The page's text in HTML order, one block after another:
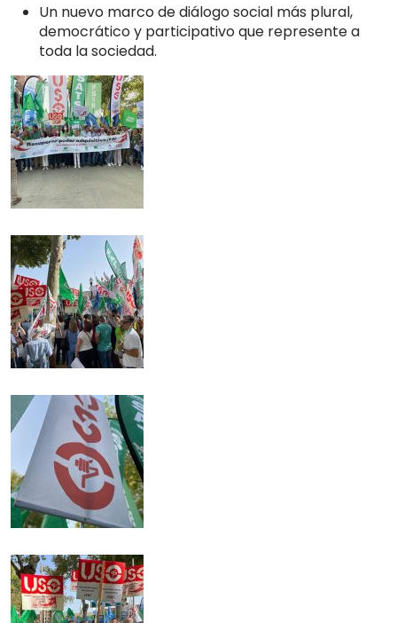
Un nuevo marco de diálogo social más plural,
democrático y participativo que represente a
toda la sociedad.